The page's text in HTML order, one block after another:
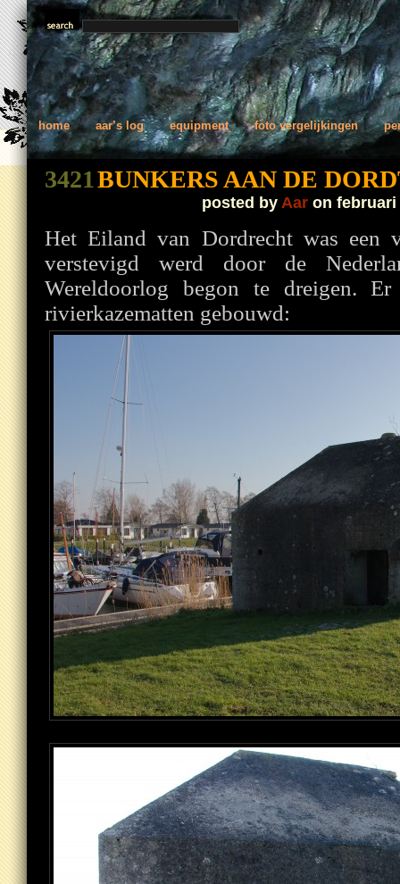
home aar’s log equipment foto vergelijkingen
3421BUNKERS AAN DE
posted by Aaron februari
Het Eiland van Dordrecht was een
verstevigd werd door de
Wereldoorlog begon te dreigen.
rivierkazematten gebouwd: